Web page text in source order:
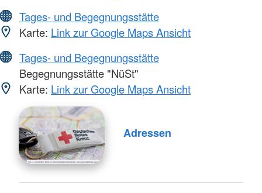
Tages- und Begegnungsstätte
Karte: Link zur Google Maps Ansicht
Tages- und Begegnungsstätte
Begegnungsstätte "NüSt"
Karte: Link zur Google Maps Ansicht
Adressen